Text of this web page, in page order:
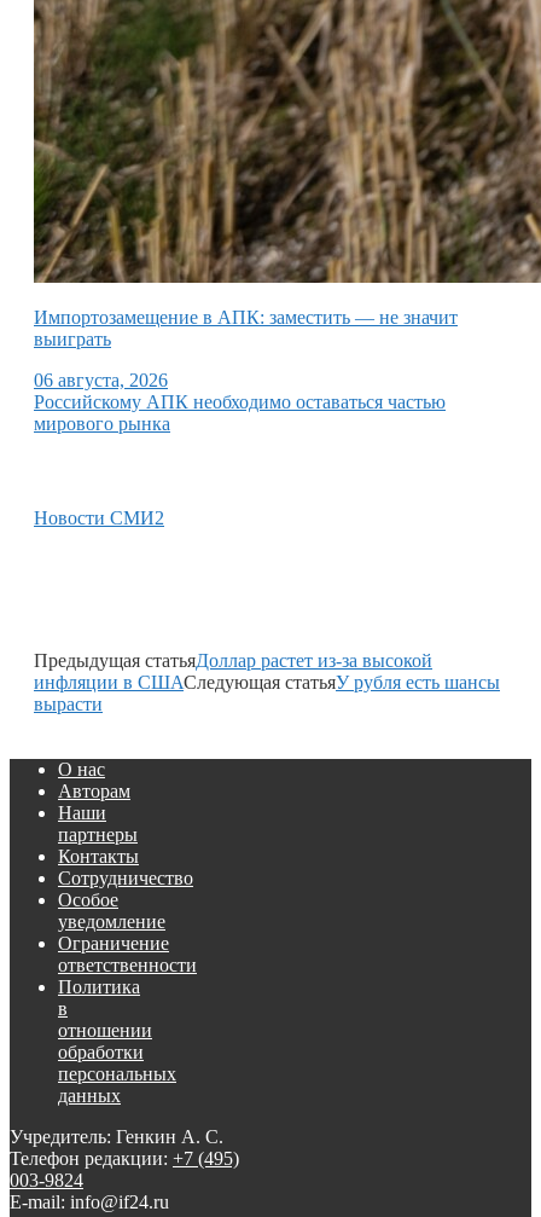
Импортозамещение в АПК: заместить — не значит
выиграть
06 августа, 2026
Российскому АПК необходимо оставаться частью
мирового рынка
Новости СМИ2
Предыдущая статьяДоллар растет из-за высокой
инфляции в СШАСледующая статьяУ рубля есть шансы
вырасти
О нас
Авторам
Наши
партнеры
Контакты
Сотрудничество
Особое
уведомление
Ограничение
ответственности
Политика
в
отношении
обработки
персональных
данных
Учредитель: Генкин А. С.
Телефон редакции: +7 (495)
003-9824
E-mail: info@if24.ru